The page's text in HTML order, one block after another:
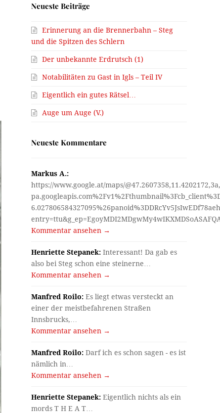
Neueste Beiträge
Erinnerung an die Brennerbahn – Steg
und die Spitzen des Schlern
Der unbekannte Erdrutsch (1)
Notabilitäten zu Gast in Igls – Teil IV
Eigentlich ein gutes Rätsel…
Auge um Auge (V.)
Neueste Kommentare
Markus A.:
https://www.google.at/maps/
Kommentar ansehen →
Henriette Stepanek: Interessant! Da gab es
also bei Steg schon eine steinerne…
Kommentar ansehen →
Manfred Roilo: Es liegt etwas versteckt an
einer der meistbefahrenen Straßen
Innsbrucks,…
Kommentar ansehen →
Manfred Roilo: Darf ich es schon sagen - es ist
nämlich in…
Kommentar ansehen →
Henriette Stepanek: Eigentlich nichts als ein
mords T H E A T…